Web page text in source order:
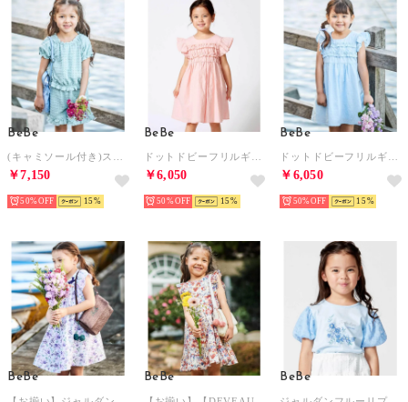
BeBe
(キャミソール付き)ストレッチレースフリルセットアップ(90~140cm) （グリーン）
￥7,150
50% 15
BeBe
ドットドビーフリルギャザーワンピース(90~140cm) （ピンク）
￥6,050
50% 15
BeBe
ドットドビーフリルギャザーワンピース(90~140cm) （ブルー）
￥6,050
50% 15
BeBe BeBe BeBe